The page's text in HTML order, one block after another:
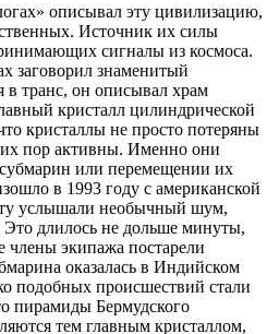
описывал эту цивилизацию,
Источник их силы
сигналы из космоса.
заговорил знаменитый
транс, он описывал храм
кристалл цилиндрической
кристаллы не просто потеряны
пор активны. Именно они
или перемещении их
в 1993 году с американской
услышали необычный шум,
Это длилось не дольше минуты,
члены экипажа постарели
оказалась в Индийском
подобных происшествий стали
пирамиды Бермудского
тем главным кристаллом,